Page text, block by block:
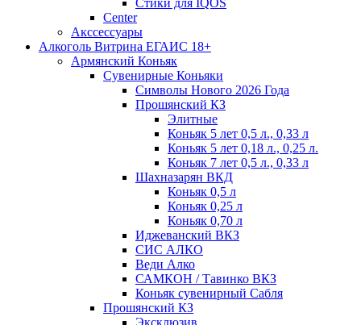
Стики для IQOS
Сenter
Акссессуары
Алкоголь Витрина ЕГАИС 18+
Армянский Коньяк
Сувенирные Коньяки
Символы Нового 2026 Года
Прошянский КЗ
Элитные
Коньяк 5 лет 0,5 л., 0,33 л
Коньяк 5 лет 0,18 л., 0,25 л.
Коньяк 7 лет 0,5 л., 0,33 л
Шахназарян ВКД
Коньяк 0,5 л
Коньяк 0,25 л
Коньяк 0,70 л
Иджеванский ВКЗ
СИС АЛКО
Веди Алко
САМКОН / Тавинко ВКЗ
Коньяк сувенирный Сабля
Прошянский КЗ
Эксклюзив